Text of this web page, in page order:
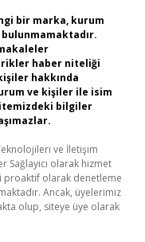
bir marka, kurum
haber niteliği
hakkında
ve kişiler ile isim
bilgiler
ve İletişim
Sağlayıcı olarak hizmet
proaktif olarak denetleme
Ancak, üyelerimiz
olup, siteye üye olarak